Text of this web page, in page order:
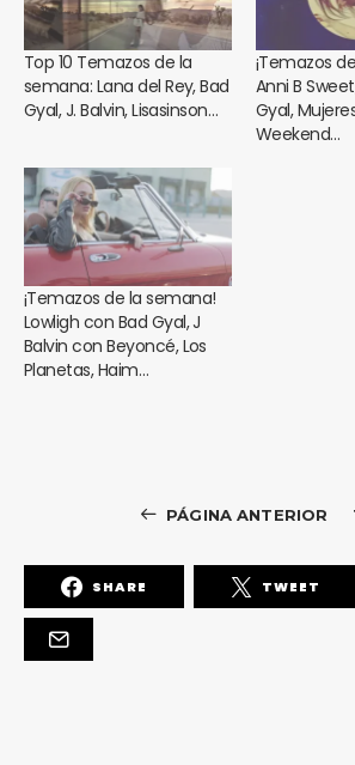
Top 10 Temazos de la
semana: Lana del Rey, Bad
Gyal, J. Balvin, Lisasinson…
¡Temazos
Anni B
Gyal,
Weekend…
¡Temazos de la semana!
Lowligh con Bad Gyal, J
Balvin con Beyoncé, Los
Planetas, Haim…
PÁGINA ANTERIOR
SHARE TWEET